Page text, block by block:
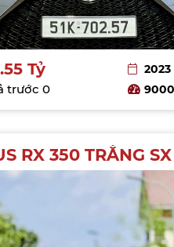
Tỷ
trước0
2023
9000
RX 350 TRẮNG